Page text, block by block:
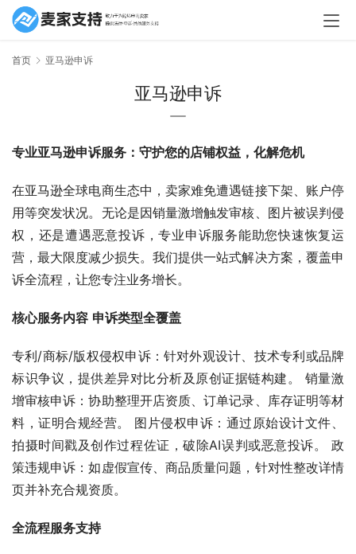
首页 亚马逊申诉
亚马逊申诉
专业亚马逊申诉服务：守护您的店铺权益，化解危机
在亚马逊全球电商生态中，卖家难免遭遇链接下架、账户停
用等突发状况。无论是因销量激增触发审核、图片被误判侵
权，还是遭遇恶意投诉，专业申诉服务能助您快速恢复运
营，最大限度减少损失。我们提供一站式解决方案，覆盖申
诉全流程，让您专注业务增长。
核心服务内容 申诉类型全覆盖
专利/商标/版权侵权申诉：针对外观设计、技术专利或品牌
标识争议，提供差异对比分析及原创证据链构建。 销量激
增审核申诉：协助整理开店资质、订单记录、库存证明等材
料，证明合规经营。 图片侵权申诉：通过原始设计文件、
拍摄时间戳及创作过程佐证，破除AI误判或恶意投诉。 政
策违规申诉：如虚假宣传、商品质量问题，针对性整改详情
页并补充合规资质。
全流程服务支持